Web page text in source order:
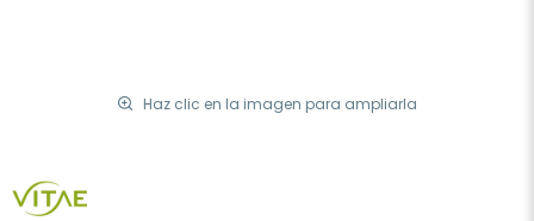
Haz clic en la imagen para ampliarla